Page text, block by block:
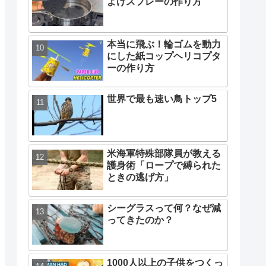
本当に飛ぶ！輪ゴムを動力
にした紙コップヘリコプタ
ーの作り方
世界で最も速い鳥トップ5
米海軍特殊部隊員が教える
護身術「ロープで縛られた
ときの逃げ方」
シーグラスって何？なぜ減
ってきたのか？
1000人以上の子供をつくっ